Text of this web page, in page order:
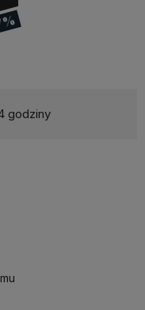
godziny